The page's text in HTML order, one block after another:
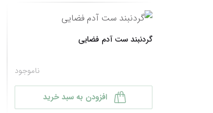
گردنبند ست آدم فضایی
ناموجود
افزودن به سبد خرید